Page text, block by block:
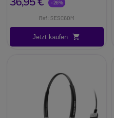
perfekt geeignet für das
Telefonieren mit Microsoft
-26%
Ref: SESC60M
Jetzt kaufen